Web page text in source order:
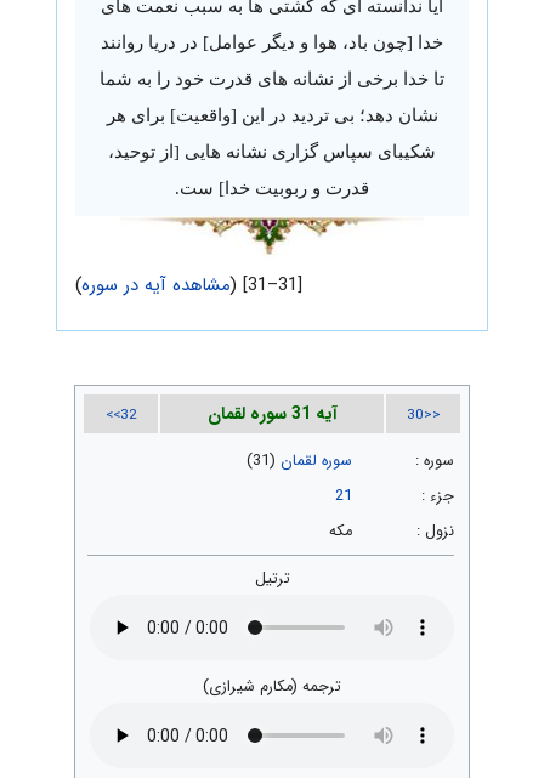
آیا ندانسته ای که کشتی ها به سبب نعمت های
خدا [چون باد، هوا و دیگر عوامل] در دریا روانند
تا خدا برخی از نشانه های قدرت خود را به شما
نشان دهد؛ بی تردید در این [واقعیت] برای هر
شکیبای سپاس گزاری نشانه هایی [از توحید،
قدرت و ربوبیت خدا] ست.
[31–31] ( مشاهده آیه در سوره)
<<30 آیه 31 سوره لقمان 32>>
سوره : سوره لقمان (31)
جزء :
21
نزول :
مکه
ترتیل
ترجمه (مکارم شیرازی)